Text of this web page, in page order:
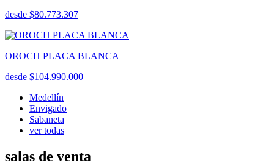
desde $80.773.307
OROCH PLACA BLANCA
desde $104.990.000
Medellín
Envigado
Sabaneta
ver todas
salas de venta